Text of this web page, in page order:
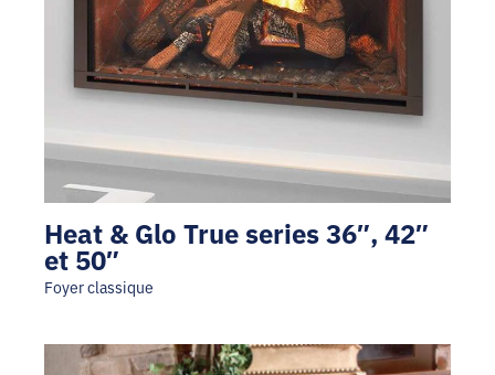
Heat & Glo True series 36″, 42″
et 50″
Foyer classique